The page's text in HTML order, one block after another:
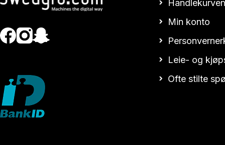
Min konto
Leie- og
Ofte stilte